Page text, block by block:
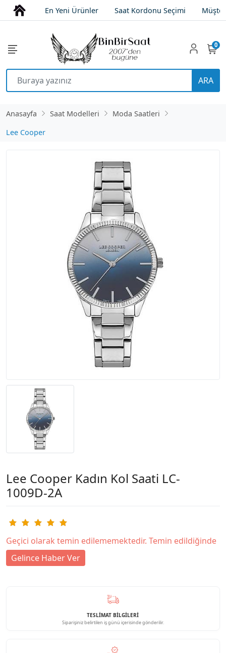
En Yeni Ürünler Saat Kordonu Seçimi
ARA
0
Anasayfa Saat Modelleri
Moda Saatleri
Lee Cooper
Lee Cooper Kadın Kol Saati LC-
1009D-2A
Geçici olarak temin edilememektedir. Temin edildiğinde
Gelince Haber Ver
TESLİMAT BİLGİLERİ
Siparişiniz belirtilen iş günü içerisinde gönderilir.